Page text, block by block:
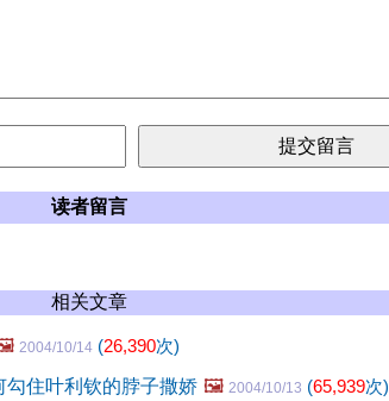
读者留言
相关文章
2004/10/14 (26,390次)
住叶利钦的脖子撒娇 🖼️ 2004/10/13 (65,939次)